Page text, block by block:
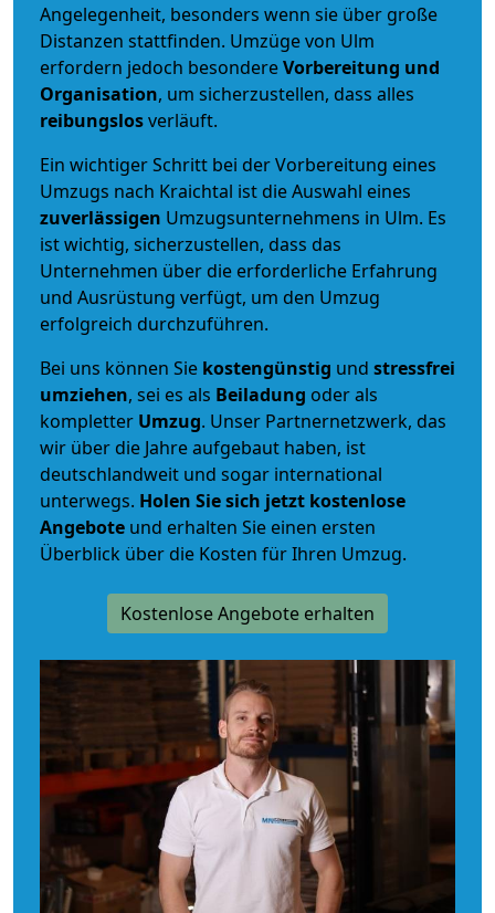
Angelegenheit, besonders wenn sie über große
Distanzen stattfinden. Umzüge von Ulm
erfordern jedoch besondereVorbereitung und
Organisation, um sicherzustellen, dass alles
reibungslosverläuft.
Ein wichtiger Schritt bei der Vorbereitung eines
Umzugs nach Kraichtal ist die Auswahl eines
zuverlässigen Umzugsunternehmens in Ulm. Es
ist wichtig, sicherzustellen, dass das
Unternehmen über die erforderliche Erfahrung
und Ausrüstung verfügt, um den Umzug
erfolgreich durchzuführen.
Bei uns können Sie kostengünstig und stressfrei
umziehen, sei es als Beiladung oder als
kompletter Umzug. Unser Partnernetzwerk, das
wir über die Jahre aufgebaut haben, ist
deutschlandweit und sogar international
unterwegs. Holen Sie sich jetzt kostenlose
Angebote und erhalten Sie einen ersten
Überblick über die Kosten für Ihren Umzug.
Kostenlose Angebote erhalten